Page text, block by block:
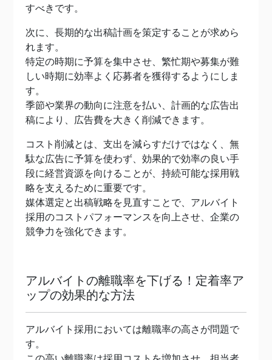
すべきです。
次に、長期的な出稿計画を策定することが求めら
れます。
特定の時期に予算を集中させ、繁忙期や募集が難
しい時期に効率よく応募者を獲得するようにしま
す。
季節や業界の動向に注意を払い、計画的な広告出
稿により、広告費を大きく削減できます。
コスト削減とは、支出を減らすだけではなく、無
駄な広告に予算を使わず、効果的で効率の良い手
段に経営資源を向けることが、持続可能な採用戦
略を支えるために重要です。
媒体選定と出稿戦略を見直すことで、アルバイト
採用のコストパフォーマンスを向上させ、企業の
競争力を強化できます。
アルバイトの離職率を下げる！定着率ア
ップの効果的な方法
アルバイト採用においては離職率の高さが問題で
す。